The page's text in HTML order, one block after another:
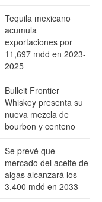
Tequila mexicano
acumula
exportaciones por
11,697 mdd en 2023-
2025
Bulleit Frontier
Whiskey presenta su
nueva mezcla de
bourbon y centeno
Se prevé que
mercado del aceite de
algas alcanzará los
3,400 mdd en 2033